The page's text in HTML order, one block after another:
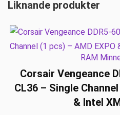
Liknande produkter
RAM
Corsair Vengeance
CL36 – Single
& Intel